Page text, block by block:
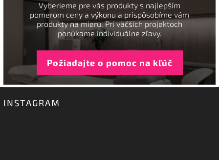
Vyberieme pre vás produkty s najlepším
pomerom ceny a výkonu a prispôsobíme vám
produkty na mieru. Pri väčších projektoch
ponúkame individuálne zľavy.
Požiadajte o pomoc na kľúč
INSTAGRAM